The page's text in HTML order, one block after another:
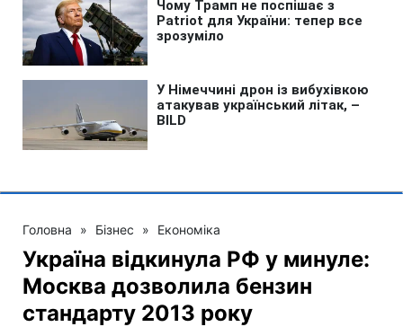
Головна » Бізнес » Економіка
Україна відкинула РФ у минуле:
Москва дозволила бензин
стандарту 2013 року